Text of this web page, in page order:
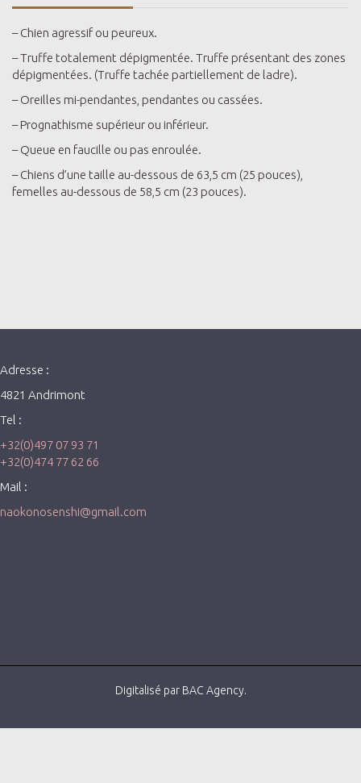
– Chien agressif ou peureux.
– Truffe totalement dépigmentée. Truffe présentant des zones
dépigmentées. (Truffe tachée partiellement de ladre).
– Oreilles mi-pendantes, pendantes ou cassées.
– Prognathisme supérieur ou inférieur.
– Queue en faucille ou pas enroulée.
– Chiens d’une taille au-dessous de 63,5 cm (25 pouces),
femelles au-dessous de 58,5 cm (23 pouces).
Adresse :
4821 Andrimont
Tel :
+32(0)497 07 93 71
+32(0)474 77 62 66
Mail :
naokonosenshi@gmail.com
Digitalisé par BAC Agency.